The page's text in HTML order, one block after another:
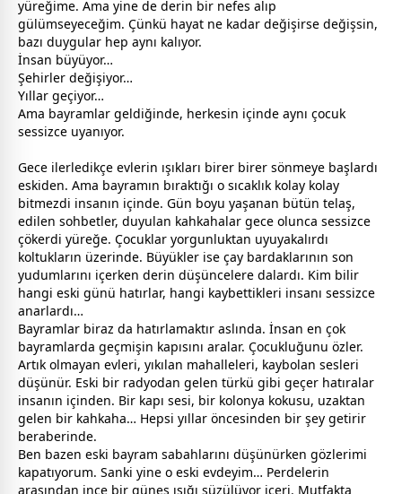
yüreğime. Ama yine de derin bir nefes alıp
gülümseyeceğim. Çünkü hayat ne kadar değişirse değişsin,
bazı duygular hep aynı kalıyor.
İnsan büyüyor…
Şehirler değişiyor…
Yıllar geçiyor…
Ama bayramlar geldiğinde, herkesin içinde aynı çocuk
sessizce uyanıyor.
Gece ilerledikçe evlerin ışıkları birer birer sönmeye başlardı
eskiden. Ama bayramın bıraktığı o sıcaklık kolay kolay
bitmezdi insanın içinde. Gün boyu yaşanan bütün telaş,
edilen sohbetler, duyulan kahkahalar gece olunca sessizce
çökerdi yüreğe. Çocuklar yorgunluktan uyuyakalırdı
koltukların üzerinde. Büyükler ise çay bardaklarının son
yudumlarını içerken derin düşüncelere dalardı. Kim bilir
hangi eski günü hatırlar, hangi kaybettikleri insanı sessizce
anarlardı…
Bayramlar biraz da hatırlamaktır aslında. İnsan en çok
bayramlarda geçmişin kapısını aralar. Çocukluğunu özler.
Artık olmayan evleri, yıkılan mahalleleri, kaybolan sesleri
düşünür. Eski bir radyodan gelen türkü gibi geçer hatıralar
insanın içinden. Bir kapı sesi, bir kolonya kokusu, uzaktan
gelen bir kahkaha… Hepsi yıllar öncesinden bir şey getirir
beraberinde.
Ben bazen eski bayram sabahlarını düşünürken gözlerimi
kapatıyorum. Sanki yine o eski evdeyim… Perdelerin
arasından ince bir güneş ışığı süzülüyor içeri. Mutfakta